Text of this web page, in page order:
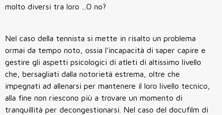
molto diversi tra loro ...O no?
Nel caso della tennista si mette in risalto un problema
ormai da tempo noto, ossia l’incapacità di saper capire e
gestire gli aspetti psicologici di atleti di altissimo livello
che, bersagliati dalla notorietà estrema, oltre che
impegnati ad allenarsi per mantenere il loro livello tecnico,
alla fine non riescono più a trovare un momento di
tranquillità per decongestionarsi. Nel caso del docufilm di